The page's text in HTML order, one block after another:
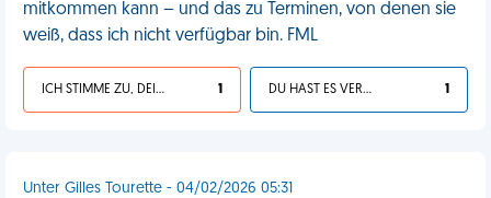
mitkommen kann – und das zu Terminen, von denen sie
weiß, dass ich nicht verfügbar bin. FML
ICH STIMME ZU, DEIN LEBEN IST SCHEISSE 1 DU HAST ES VERDIENT 1
Unter Gilles Tourette - 04/02/2026 05:31